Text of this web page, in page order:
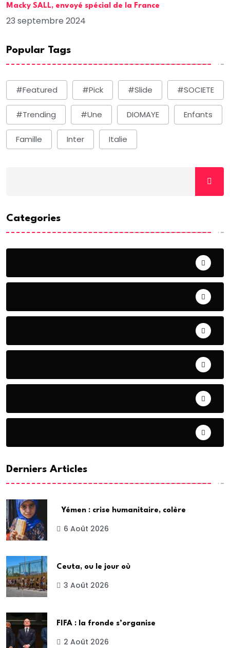
Macky SALL, envoyé spécial de la France
23 septembre 2024
Popular Tags
#Featured #Pick #Slide #SOCIETE
#Trending #une DIOMAYE Enfants
Famille Inter Italie
Categories
Derniers Articles
Yémen : crise humanitaire, colère
6 Août 2026
Ceuta, ou le jour où
3 Août 2026
FIFA : la fronde s’organise
2 Août 2026